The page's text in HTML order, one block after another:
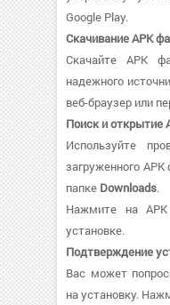
Google Play.
Скачивание APK
Скачайте APK
надежного
веб-браузер или
Поиск и открытие
Используйте
загруженного
папке Downloads.
Нажмите на
установке.
Подтверждение
Вас может
на установку.